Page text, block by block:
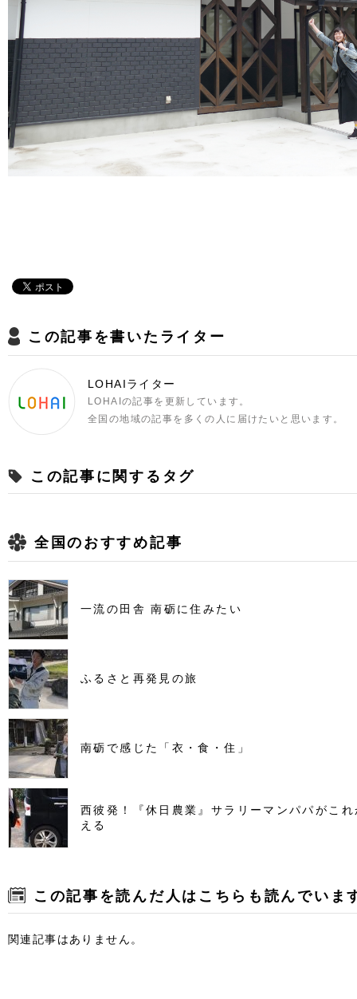
この記事を書いたライター
LOHAIライター
LOHAIの記事を更新しています。
全国の地域の記事を多くの人に届けたいと思います。
この記事に関するタグ
全国のおすすめ記事
一流の田舎 南砺に住みたい
ふるさと再発見の旅
南砺で感じた「衣・食・住」
西彼発！『休日農業』サラリーマンパパがこ
える
この記事を読んだ人はこちらも読んでいま
関連記事はありません。